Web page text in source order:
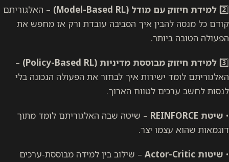
2️⃣ למידת חיזוק עם מודל (Model-Based RL)
– האלגוריתם
קודם כל מנסה להבין איך הסביבה עובדת ורק אז מחפש את
הפעולה הטובה ביותר.
3️⃣ למידת חיזוק מבוססת מדיניות (Policy-Based RL)
–
האלגוריתם לומד ישירות איך לבחור את הפעולה הנכונה בלי
לנסות לחשב ערכים לטווח הארוך.
• שיטת REINFORCE
– שיטה שבה האלגוריתם לומד מתוך
דוגמאות שהוא עצמו יצר.
• שיטות Actor-Critic
– שילוב בין למידה מבוססת-ערכים